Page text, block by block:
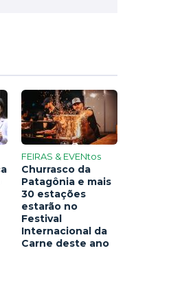
FEIRAS & EVENtos
Churrasco da
Patagônia e mais
30 estações
estarão no
Festival
Internacional da
Carne deste ano